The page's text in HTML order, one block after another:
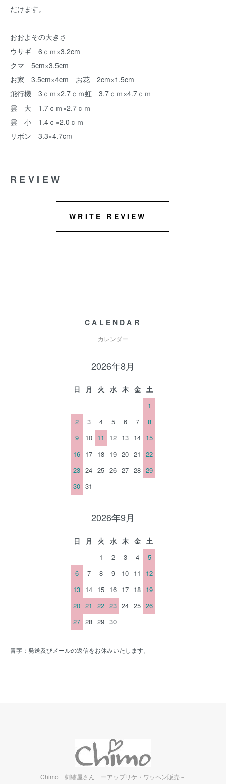
だけます。
おおよその大きさ
ウサギ 6ｃｍ×3.2cm
クマ 5cm×3.5cm
お家 3.5cm×4cm お花 2cm×1.5cm
飛行機 3ｃｍ×2.7ｃｍ虹 3.7ｃｍ×4.7ｃｍ
雲 大 1.7ｃｍ×2.7ｃｍ
雲 小 1.4ｃ×2.0ｃｍ
リボン 3.3×4.7cm
REVIEW
WRITE REVIEW
CALENDAR
カレンダー
2026年8月
日 月 火 水 木 金
土
1
2
3 4 5 6 7
8
9
10 11 12 13 14 15
16 17 18 19 20 21
22
23 24 25 26 27 28 29
30 31
2026年9月
日 月 火 水 木 金
土
1
2 3 4
5
6
7 8 9 10 11
12
13 14 15 16 17 18 19
20 21 22 23 24 25 26
27 28 29 30
青字：発送及びメールの返信をお休みいたします。
Chimo 刺繍屋さん ーアップリケ・ワッペン販売－